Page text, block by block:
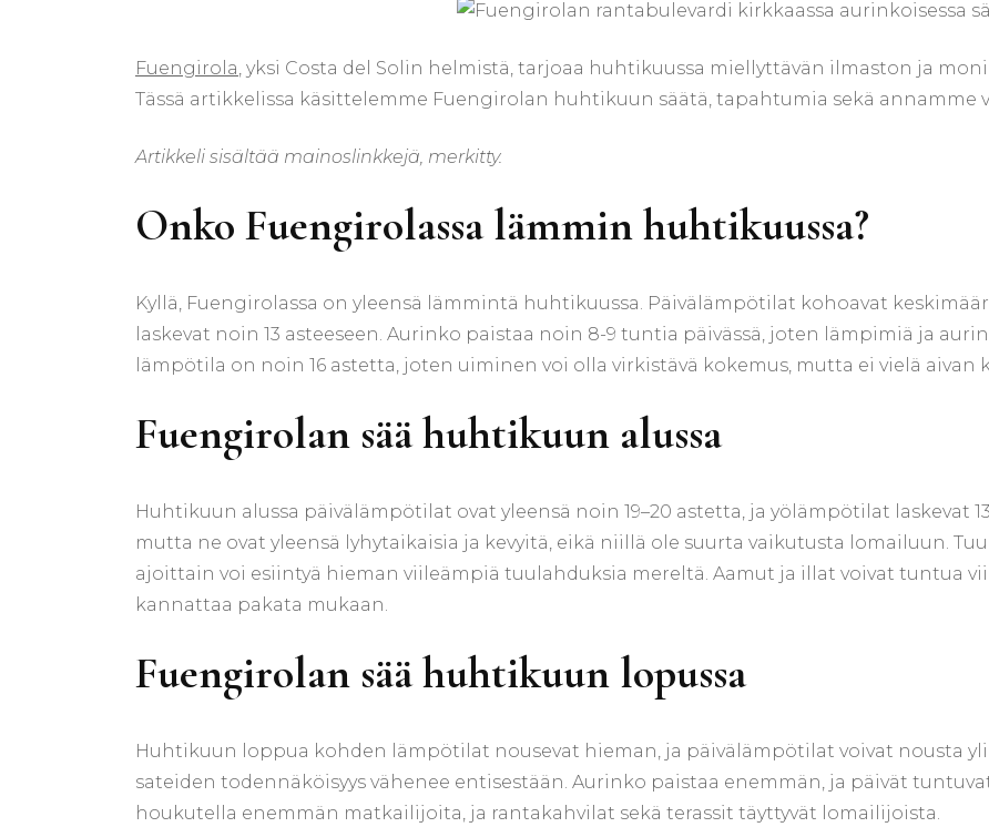
Fuengirola, yksi Costa del Solin helmistä, tarjoaa huhtikuussa miellyttävän ilmaston ja
Tässä artikkelissa käsittelemme Fuengirolan huhtikuun säätä, tapahtumia sekä annamme
Artikkeli sisältää mainoslinkkejä, merkitty.
Onko Fuengirolassa lämmin huhtikuussa?
Kyllä, Fuengirolassa on yleensä lämmintä huhtikuussa. Päivälämpötilat kohoavat
laskevat noin 13 asteeseen. Aurinko paistaa noin 8-9 tuntia päivässä, joten lämpimiä ja
lämpötila on noin 16 astetta, joten uiminen voi olla virkistävä kokemus, mutta ei vielä aivan
Fuengirolan sää huhtikuun alussa
Huhtikuun alussa päivälämpötilat ovat yleensä noin 19–20 astetta, ja yölämpötilat laskevat
mutta ne ovat yleensä lyhytaikaisia ja kevyitä, eikä niillä ole suurta vaikutusta lomailuun.
ajoittain voi esiintyä hieman viileämpiä tuulahduksia mereltä. Aamut ja illat voivat tuntua
kannattaa pakata mukaan.
Fuengirolan sää huhtikuun lopussa
Huhtikuun loppua kohden lämpötilat nousevat hieman, ja päivälämpötilat voivat nousta yli
sateiden todennäköisyys vähenee entisestään. Aurinko paistaa enemmän, ja päivät
houkutella enemmän matkailijoita, ja rantakahvilat sekä terassit täyttyvät lomailijoista.